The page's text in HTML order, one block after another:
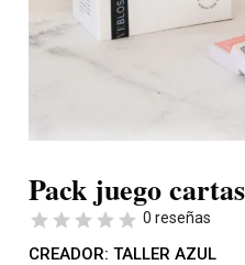
Pack juego cartas
0 reseñas
CREADOR: TALLER AZUL